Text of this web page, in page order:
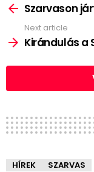
moreSzarvason
Next article
Kirándulás a
HÍREK SZARVAS